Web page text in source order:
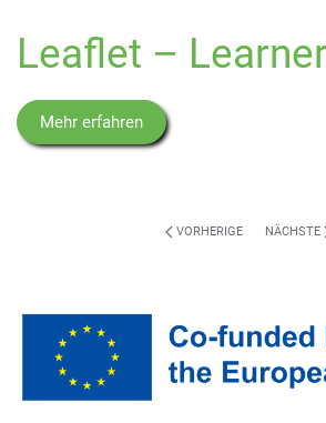
Leaflet –
Mehr erfahren
VORHERIGE NÄCHSTE